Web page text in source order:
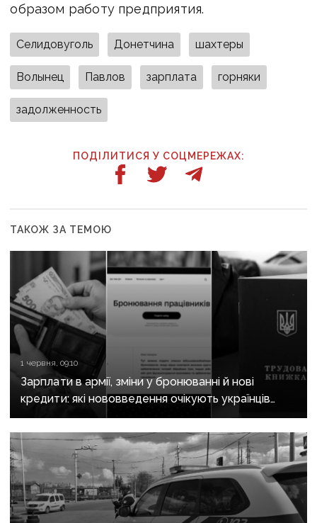
образом работу предприятия.
Селидовуголь Донетчина шахтеры
Волынец Павлов зарплата горняки
задолженность
ПОДІЛИТИСЯ У СОЦМЕРЕЖАХ:
ТАКОЖ ЗА ТЕМОЮ
1 червня, 09:10
Зарплати в армії, зміни у бронюванні й нові
кредити: які нововведення очікують українців
у червні